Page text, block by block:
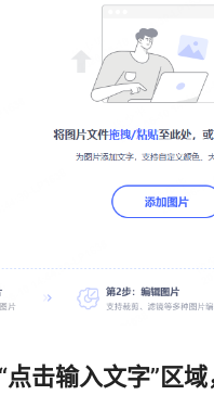
击输入文字”区